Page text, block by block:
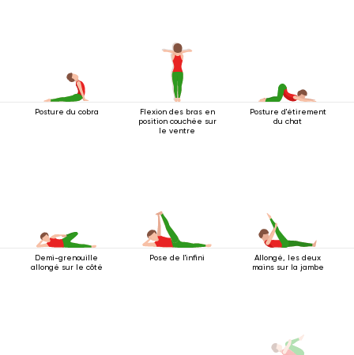
Posture du cobra
Flexion des bras en
position couchée sur
le ventre
Posture d'étirement
du chat
Demi-grenouille
allongé sur le côté
Pose de l'infini
Allongé, les deux
mains sur la jambe